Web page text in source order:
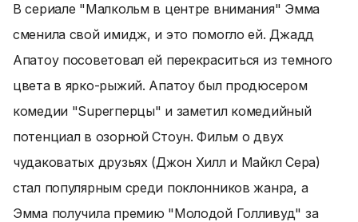
В сериале "Малкольм в центре внимания" Эмма
сменила свой имидж, и это помогло ей. Джадд
Апатоу посоветовал ей перекраситься из темного
цвета в ярко-рыжий. Апатоу был продюсером
комедии "Superперцы" и заметил комедийный
потенциал в озорной Стоун. Фильм о двух
чудаковатых друзьях (Джон Хилл и Майкл Сера)
стал популярным среди поклонников жанра, а
Эмма получила премию "Молодой Голливуд" за